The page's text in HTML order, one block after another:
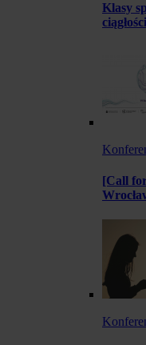
Klasy
[Call